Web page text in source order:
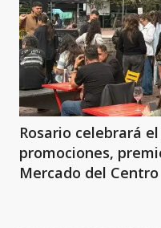
Rosario celebrará
promociones,
Mercado del Centro